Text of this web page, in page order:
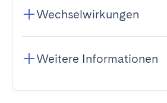
Wechselwirkungen
Weitere Informationen